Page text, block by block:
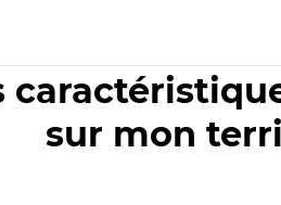
sur mon